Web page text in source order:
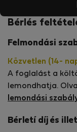
Bérlés
Felmondási
Közvetlen (14-
A foglalást a
lemondhatja.
lemondási
Bérletí díj és